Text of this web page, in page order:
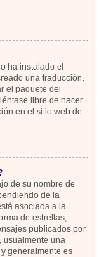
ha instalado el
una traducción.
el paquete del
libre de hacer
en el sitio web de
de su nombre de
de la
asociada a la
de estrellas,
publicados por
usualmente una
generalmente es